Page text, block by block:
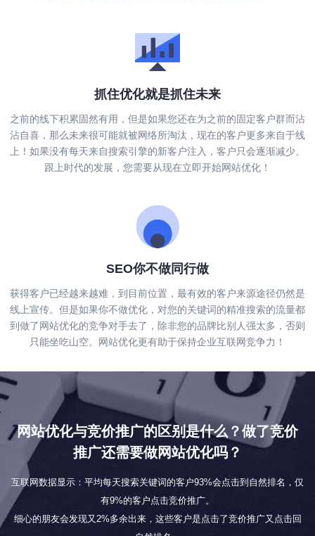
抓住优化就是抓住未来
之前的线下积累固然有用，但是如果您还在为之前的固定客户群而沾
沾自喜，那么未来很可能就被网络所淘汰，现在的客户更多来自于线
上！如果没有每天来自搜索引擎的新客户注入，客户只会逐渐减少。
跟上时代的发展，您需要从现在立即开始网站优化！
SEO你不做同行做
获得客户已经越来越难，到目前位置，最有效的客户来源途径仍然是
线上宣传。但是如果你不做优化，对您的关键词的精准搜索的流量都
到做了网站优化的竞争对手去了，除非您的品牌比别人强太多，否则
只能坐吃山空。网站优化更有助于保持企业互联网竞争力！
网站优化与竞价推广的区别是什么？做了竞价
推广还需要做网站优化吗？
互联网数据显示：平均每天搜索关键词的客户93%会点击到自然排名，仅
有9%的客户点击竞价推广。
细心的朋友会发现又2%多余出来，这些客户是点击了竞价推广又点击回